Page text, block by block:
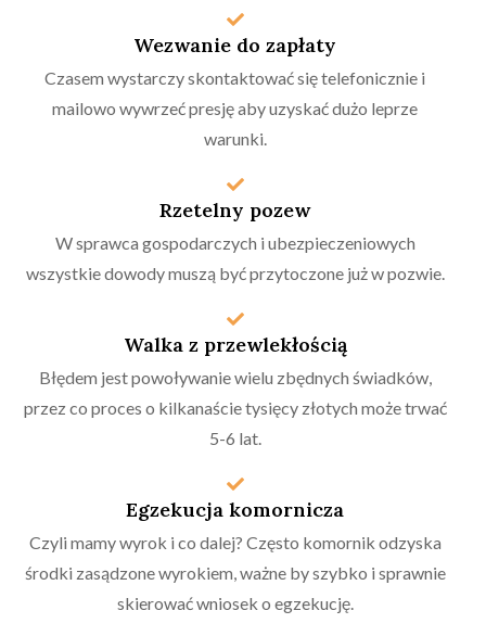
Wezwanie do zapłaty
Czasem wystarczy skontaktować się telefonicznie i
mailowo wywrzeć presję aby uzyskać dużo leprze
warunki.
Rzetelny pozew
W sprawca gospodarczych i ubezpieczeniowych
wszystkie dowody muszą być przytoczone już w pozwie.
Walka z przewlekłością
Błędem jest powoływanie wielu zbędnych świadków,
przez co proces o kilkanaście tysięcy złotych może trwać
5-6 lat.
Egzekucja komornicza
Czyli mamy wyrok i co dalej? Często komornik odzyska
środki zasądzone wyrokiem, ważne by szybko i sprawnie
skierować wniosek o egzekucję.